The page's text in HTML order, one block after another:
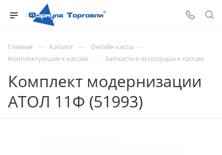
Главная — Каталог — Онлайн кассы —
Комплектующие к кассам — Запчасти и аксессуары к кассам
Комплект модернизации
АТОЛ 11Ф (51993)